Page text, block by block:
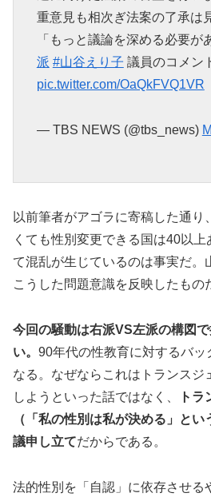
重意見も相次ぎ法案の了承は
「もっと議論を深める必要が
派 #山谷えり子 議員のコメン
pic.twitter.com/OaQkFVQ1VR
— TBS NEWS (@tbs_news)
以前筆者がアゴラに寄稿した通り
くても性別変更できる国は40以
て混乱が生じているのは事実だ。
こうした問題意識を反映したもの
今回の騒動は右派VS左派の構図
い。 90年代の性教育に対するバ
なる。なぜならこれはトランスジ
しようといった話ではなく、
ト
（「私の性別は私が決める」と
議申し立てだからである。
法的性別を「自認」に依存させる